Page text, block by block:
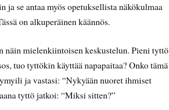
ja se antaa myös opetuksellista näkökulmaa
on alkuperäinen käännös.
mielenkiintoisen keskustelun. Pieni tyttö
tuo tyttökin käyttää napapaitaa? Onko tämä
ja vastasi: “Nykyään nuoret ihmiset
tyttö jatkoi: “Miksi sitten?”